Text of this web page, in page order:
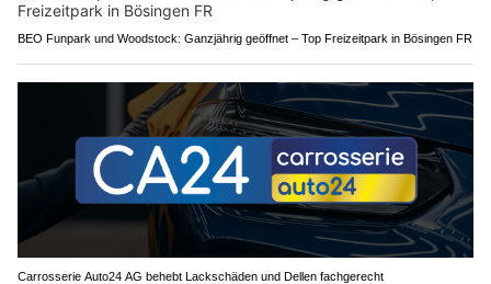
BEO Funpark und Woodstock: Ganzjährig geöffnet – Top Freizeitpark in Bösingen FR
Carrosserie Auto24 AG behebt Lackschäden und Dellen fachgerecht